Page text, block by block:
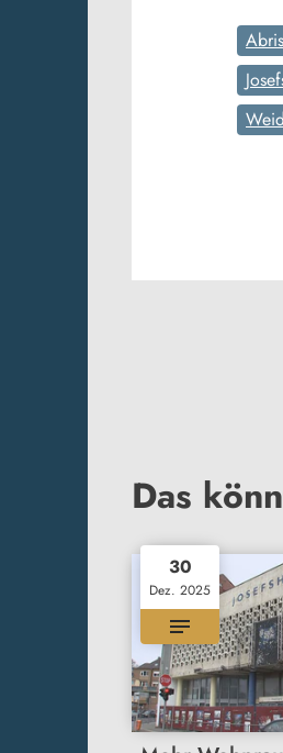
Das
30
Dez. 2025